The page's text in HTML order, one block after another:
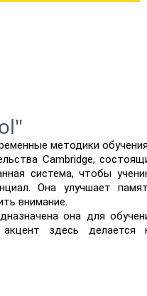
методики
Cambridge,
система, чтобы
Она улучшает
внимание.
она для
здесь делается